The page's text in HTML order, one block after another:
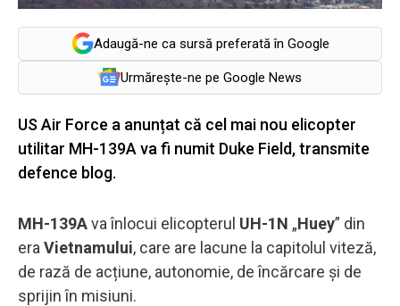
Adaugă-ne ca sursă preferată în Google
Urmărește-ne pe Google News
US Air Force a anunțat că cel mai nou elicopter
utilitar MH-139A va fi numit Duke Field, transmite
defence blog.
MH-139Ava înlocui elicopterul UH-1N „Huey” din
era Vietnamului, care are lacune la capitolul viteză,
de rază de acțiune, autonomie, de încărcare și de
sprijin în misiuni.